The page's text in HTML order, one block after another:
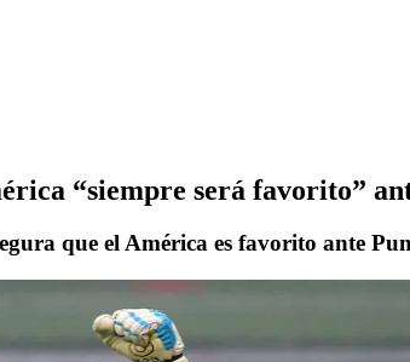
“siempre será favorito”
que el América es favorito ante